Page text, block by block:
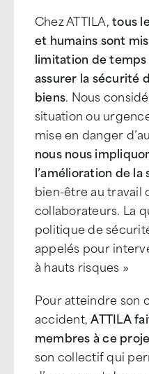
Chez ATTILA,tous
et humains sont
limitation de
assurer la sécurité
biens. Nous
situation ou
mise en danger
nous nous
l’amélioration de
bien-être au travail
collaborateurs. La
politique de
appelés pour
à hauts risques »
Pour atteindre son
accident,ATTILA
membres à ce
son collectif qui